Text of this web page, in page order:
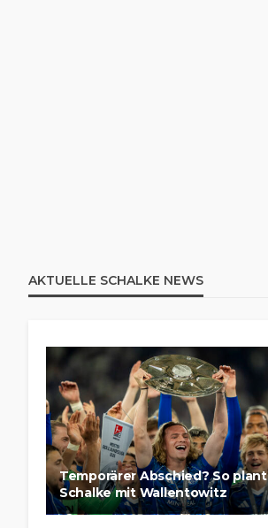
AKTUELLE SCHALKE NEWS
Temporärer Abschied? So plant
Schalke mit Wallentowitz